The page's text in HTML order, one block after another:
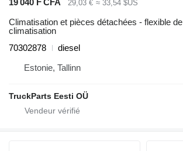
29,03 € ≈ 33,54 $US
Climatisation et pièces détachées - flexible de
climatisation
70302878
diesel
Estonie, Tallinn
TruckParts Eesti OÜ